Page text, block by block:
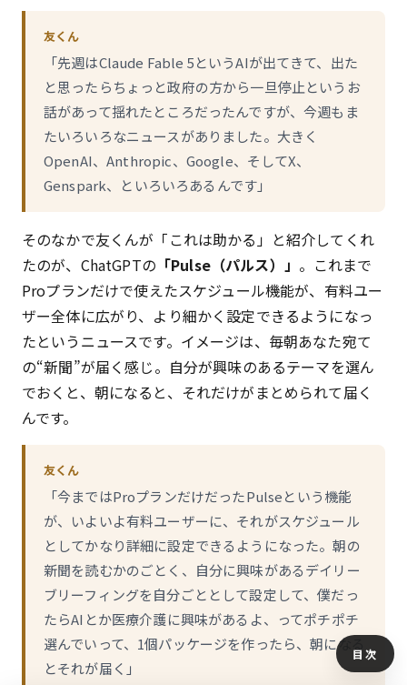
友くん
「先週はClaude Fable 5というAIが出てきて、出た
と思ったらちょっと政府の方から一旦停止というお
話があって揺れたところだったんですが、今週もま
たいろいろなニュースがありました。大きく
OpenAI、Anthropic、Google、そしてX、
Genspark、といろいろあるんです」
そのなかで友くんが「これは助かる」と紹介してくれ
たのが、ChatGPTの 「Pulse（パルス）」 。これまで
Proプランだけで使えたスケジュール機能が、有料ユー
ザー全体に広がり、より細かく設定できるようになっ
たというニュースです。イメージは、毎朝あなた宛て
の“新聞”が届く感じ。自分が興味のあるテーマを選ん
でおくと、朝になると、それだけがまとめられて届く
んです。
友くん
「今まではProプランだけだったPulseという機能
が、いよいよ有料ユーザーに、それがスケジュール
としてかなり詳細に設定できるようになった。朝の
新聞を読むかのごとく、自分に興味があるデイリー
ブリーフィングを自分ごととして設定して、僕だっ
たらAIとか医療介護に興味があるよ、ってポチポチ
選んでいって、1個パッケージを作ったら、朝になる
とそれが届く」
目次